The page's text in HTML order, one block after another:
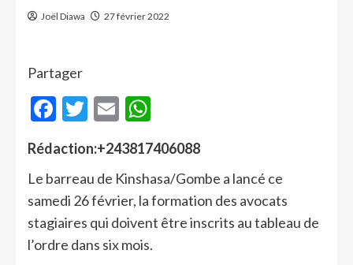
Joël Diawa 27 février 2022
Partager
Facebook
Twitter
Email
Rédaction:+243817406088
Le barreau de Kinshasa/Gombe a lancé ce
samedi 26 février, la formation des avocats
stagiaires qui doivent être inscrits au tableau de
l’ordre dans six mois.